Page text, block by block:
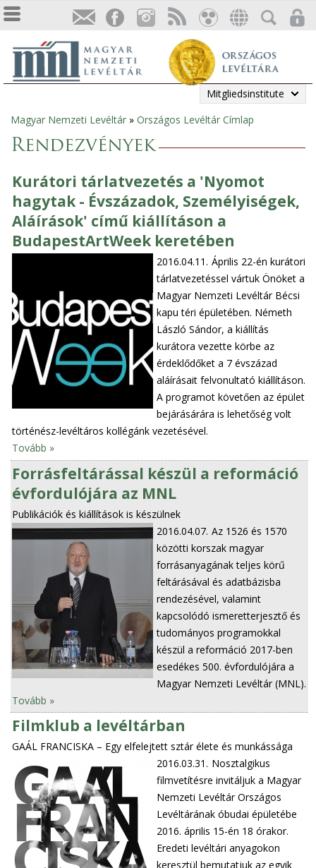
Mitgliedsinstitute
Sie
sind
hier
Magyar Nemzeti Levéltár » Országos Levéltár Címlap
Rendezvények
Kurátori tárlatvezetés a 'Nyomot
hagytak - Évszázadok, Személyiségek,
Aláírások' című kiállításon a
BudapestArtWeek keretében
2016.04.11. Április 22-én kurátori
tárlatvezetéssel vártuk Önöket a
Magyar Nemzeti Levéltár Bécsi
kapu téri épületében. Németh
László Sándor, a kiállítás
kurátora vezette körbe az
érdeklődőket a 7 évszázad
aláírásait felvonultató kiállításon.
A programot követően az épület
bejárásárára is lehetőség volt
történész-levéltáros kollégánk vezetésével.
Tovább »
Forrásfeltárással készül a reformáció
évfordulójára az MNL
Publikációk és kiállítások is készülnek
2016.04.07. Az 1526 és 1570
közötti korszak magyar
forrásanyagának teljes körű
feltárásával és adatbázisba
rendezésével, valamint
kapcsolódó ismeretterjesztő és
tudományos programokkal
készül a reformáció 2017-ben
esedékes 500. évfordulójára a
Magyar Nemzeti Levéltár (MNL).
Tovább »
Filmklub a levéltárban
GAÁL FRANCISKA – Egy elfelejtett sztár élete és munkássága
2016.03.31. Nosztalgikus
filmvetítésre invitáljuk a Magyar
Nemzeti Levéltár Országos
Levéltárának óbudai épületébe
2016. április 15-én 18 órakor.
Eredeti levéltári anyagokon
keresztül bemutatjuk az egyik